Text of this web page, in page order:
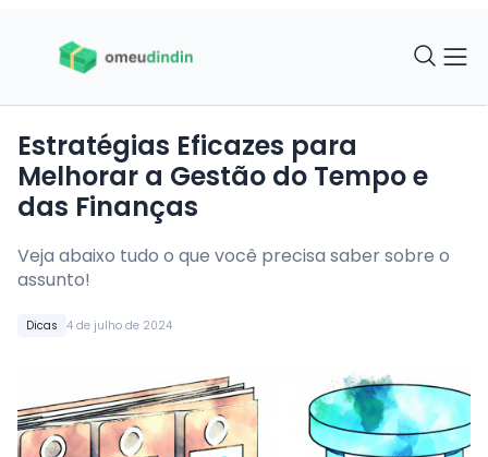
Dicas 4 de julho de 2024
Estratégias Eficazes para
Melhorar a Gestão do Tempo e
das Finanças
Veja abaixo tudo o que você precisa saber sobre o
assunto!